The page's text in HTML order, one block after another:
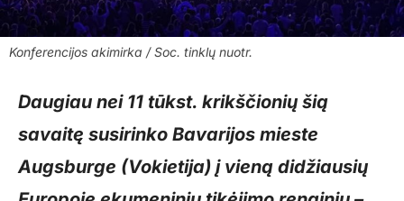
Konferencijos akimirka / Soc. tinklų nuotr.
Daugiau nei 11 tūkst. krikščionių šią
savaitę susirinko Bavarijos mieste
Augsburge (Vokietija) į vieną didžiausių